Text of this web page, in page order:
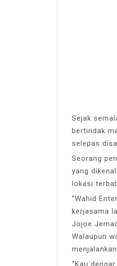
Sejak
bertindak
selepas
Seorang
yang
lokasi
“Wahid
kerjasama
Jojoe
Walaupun
“Kau